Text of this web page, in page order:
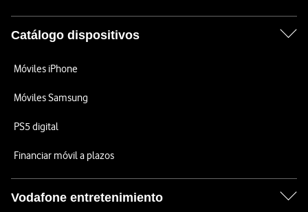
Catálogo dispositivos
Móviles iPhone
Móviles Samsung
PS5 digital
Financiar móvil a plazos
Vodafone entretenimiento